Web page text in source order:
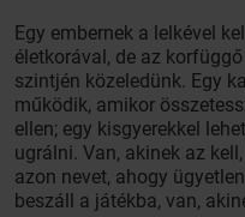
Egy embernek a lelkével
életkorával, de az
szintjén közeledünk. Egy
működik, amikor
ellen; egy kisgyerekkel
ugrálni. Van, akinek az
azon nevet, ahogy
beszáll a játékba, van,